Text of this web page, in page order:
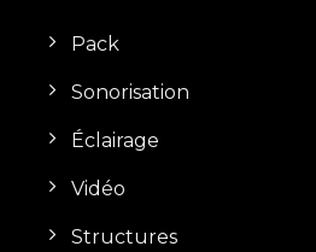
Pack
Sonorisation
Éclairage
Vidéo
Structures